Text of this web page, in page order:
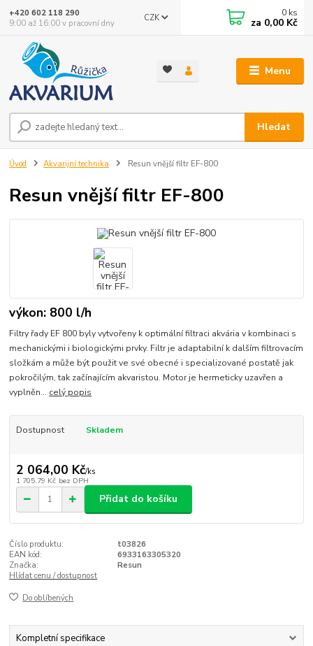
Menu
CZK
Hledat
+420 602 118 290
9:00 až 16:00 v pracovní dny
0 ks
za 0,00 Kč
Úvod Akvarijní technika Resun vnější filtr EF-800
Resun vnější filtr EF-800
výkon: 800 l/h
Filtry řady EF 800 byly vytvořeny k optimální filtraci akvária v kombinaci s
mechanickými i biologickými prvky. Filtr je adaptabilní k dalším filtrovacím
složkám a může být použit ve své obecné i specializované postatě jak
pokročilým, tak začínajícím akvaristou. Motor je hermeticky uzavřen a
vyplněn... celý popis
Dostupnost Skladem
2 064,00 Kč/ks
1 705,79 Kč bez DPH
Přidat do košíku
Číslo produktu:
t03826
EAN kód:
6933163305320
Značka:
Resun
Hlídat cenu / dostupnost
Do oblíbených
Kompletní specifikace